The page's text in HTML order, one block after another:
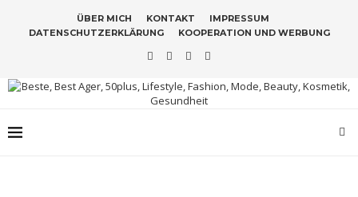
ÜBER MICH KONTAKT
IMPRESSUM
DATENSCHUTZERKLÄRUNG
KOOPERATION UND WERBUNG